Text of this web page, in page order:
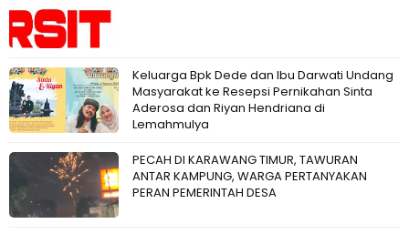
Keluarga Bpk Dede dan Ibu Darwati Undang
Masyarakat ke Resepsi Pernikahan Sinta
Aderosa dan Riyan Hendriana di
Lemahmulya
PECAH DI KARAWANG TIMUR, TAWURAN
ANTAR KAMPUNG, WARGA PERTANYAKAN
PERAN PEMERINTAH DESA